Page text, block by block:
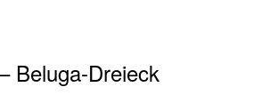
Beluga-Dreieck